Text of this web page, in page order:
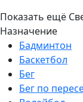
Показать ещё
Назначение
Бадминтон
Баскетбол
Бег
Бег по